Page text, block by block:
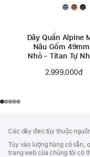
Dây Quấn Alpine
Nâu Gốm
Nhỏ - Titan Tự
2.999.000đ
Thích
Chân
thích
Các dây đeo tùy thuộc
Tùy vào lượng hàng có sẵn,
trang web của chúng tôi có